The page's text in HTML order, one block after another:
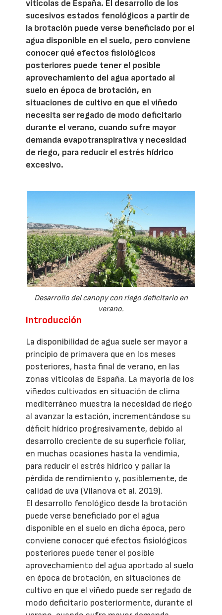
vitícolas de España. El desarrollo de los
sucesivos estados fenológicos a partir de
la brotación puede verse beneficiado por el
agua disponible en el suelo, pero conviene
conocer qué efectos fisiológicos
posteriores puede tener el posible
aprovechamiento del agua aportado al
suelo en época de brotación, en
situaciones de cultivo en que el viñedo
necesita ser regado de modo deficitario
durante el verano, cuando sufre mayor
demanda evapotranspirativa y necesidad
de riego, para reducir el estrés hídrico
excesivo.
Desarrollo del canopy con riego deficitario en
verano.
Introducción
La disponibilidad de agua suele ser mayor a
principio de primavera que en los meses
posteriores, hasta final de verano, en las
zonas vitícolas de España. La mayoría de los
viñedos cultivados en situación de clima
mediterráneo muestra la necesidad de riego
al avanzar la estación, incrementándose su
déficit hídrico progresivamente, debido al
desarrollo creciente de su superficie foliar,
en muchas ocasiones hasta la vendimia,
para reducir el estrés hídrico y paliar la
pérdida de rendimiento y, posiblemente, de
calidad de uva (Vilanova et al. 2019).
El desarrollo fenológico desde la brotación
puede verse beneficiado por el agua
disponible en el suelo en dicha época, pero
conviene conocer qué efectos fisiológicos
posteriores puede tener el posible
aprovechamiento del agua aportado al suelo
en época de brotación, en situaciones de
cultivo en que el viñedo puede ser regado de
modo deficitario posteriormente, durante el